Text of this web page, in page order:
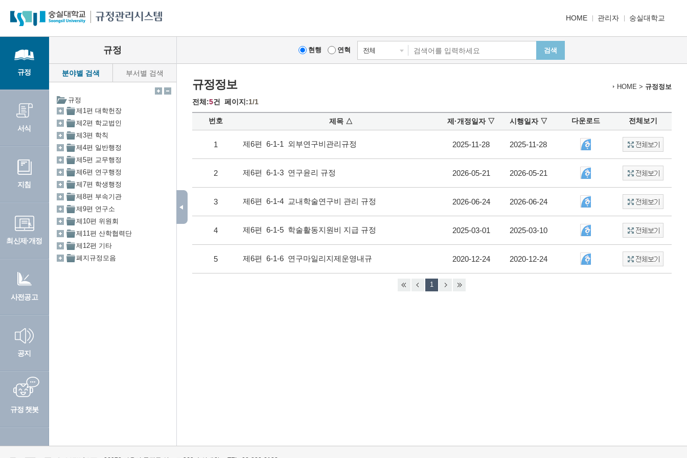
규정관리시스템 HOME 관리자 숭실대학교
규정
서식
지침
최신제·개정
사전공고
공지
규정 챗봇
규정
분야별 검색 부서별 검색
현행 연혁 전체 검색
규정정보 HOME > 규정정보
전체:5건 페이지:1/1
번호 제목 △ 제·개정일자 ▽ 시행일자 ▽ 다운로드 전체보기
1 제6편 6-1-1 외부연구비관리규정 2025-11-28 2025-11-28
2 제6편 6-1-3 연구윤리 규정 2026-05-21 2026-05-21
3 제6편 6-1-4 교내학술연구비 관리 규정 2026-06-24 2026-06-24
4 제6편 6-1-5 학술활동지원비 지급 규정 2025-03-01 2025-03-10
5 제6편 6-1-6 연구마일리지제운영내규 2020-12-24 2020-12-24
1